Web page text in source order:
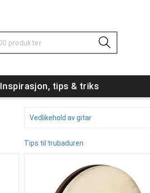
Inspirasjon, tips & triks
Vedlikehold av gitar
Tips til trubaduren